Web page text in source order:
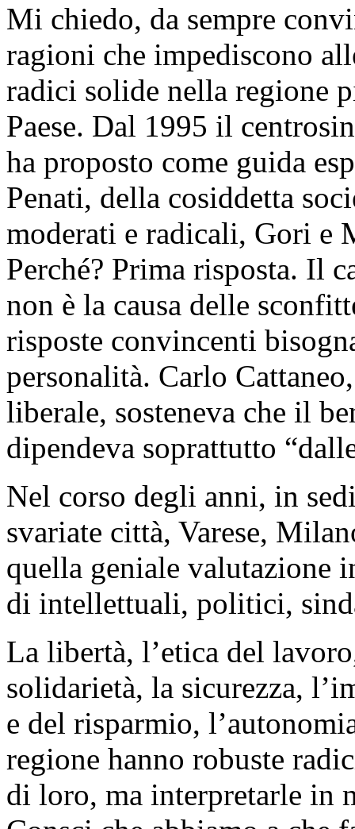
Mi chiedo, da sempre
ragioni che impediscono
radici solide nella regione
Paese. Dal 1995 il
ha proposto come guida
Penati, della cosiddetta
moderati e radicali, Gori e
Perché? Prima risposta. Il
non è la causa delle
risposte convincenti
personalità. Carlo
liberale, sosteneva che il
dipendeva soprattutto
Nel corso degli anni, in
svariate città, Varese,
quella geniale valutazione
di intellettuali, politici,
La libertà, l’etica del
solidarietà, la sicurezza,
e del risparmio,
regione hanno robuste
di loro, ma interpretarle in